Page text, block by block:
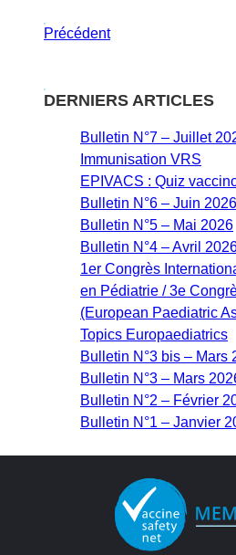
Précédent
DERNIERS ARTICLES
Bulletin N°7 – Juillet
Immunisation VRS
EPIVACS : Quiz
Bulletin N°6 – Juin 2026
Bulletin N°5 – Mai 2026
Bulletin N°4 – Avril
1er Congrès
en Pédiatrie / 3e
(European Paediatric
Topics Europaediatrics
Bulletin N°3 bis – Mars
Bulletin N°3 – Mars
Bulletin N°2 – Février
Bulletin N°1 – Janvier